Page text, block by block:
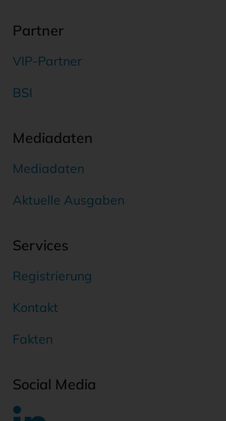
Partner
VIP-Partner
BSI
Mediadaten
Mediadaten
Aktuelle Ausgaben
Services
Registrierung
Kontakt
Fakten
Social Media